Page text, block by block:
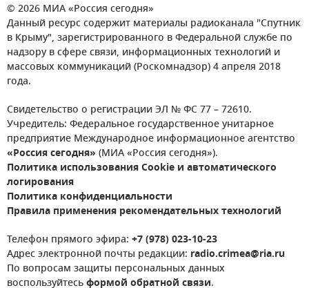
© 2026 МИА «Россия сегодня»
Данный ресурс содержит материалы радиоканала "Спутник
в Крыму", зарегистрированного в Федеральной службе по
надзору в сфере связи, информационных технологий и
массовых коммуникаций (Роскомнадзор) 4 апреля 2018
года.
Свидетельство о регистрации ЭЛ № ФС 77 – 72610.
Учредитель: Федеральное государственное унитарное
предприятие Международное информационное агентство
«Россия сегодня» (МИА «Россия сегодня»).
Политика использования Cookie и автоматического
логирования
Политика конфиденциальности
Правила применения рекомендательных технологий
Телефон прямого эфира: +7 (978) 023-10-23
Адрес электронной почты редакции: radio.crimea@ria.ru
По вопросам защиты персональных данных
воспользуйтесьформой обратной связи.